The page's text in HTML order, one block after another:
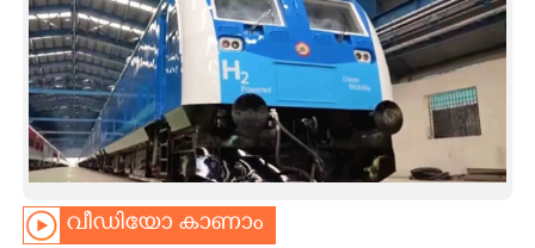
INFO+
ART
ASTRO
വീഡിയോ കാണാം